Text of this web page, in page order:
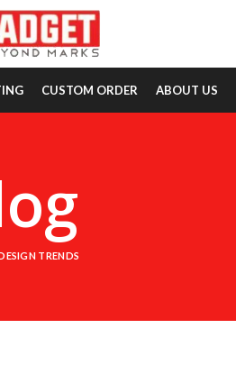
CUSTOM ORDER ABOUT US
TRENDS